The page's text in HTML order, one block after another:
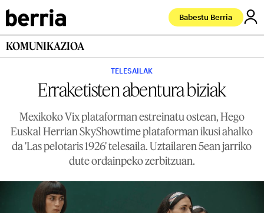
Babestu Berria
KOMUNIKAZIOA
TELESAILAK
Erraketisten abentura biziak
Mexikoko Vix plataforman estreinatu ostean, Hego
Euskal Herrian SkyShowtime plataforman ikusi ahalko
da 'Las pelotaris 1926' telesaila. Uztailaren 5ean jarriko
dute ordainpeko zerbitzuan.